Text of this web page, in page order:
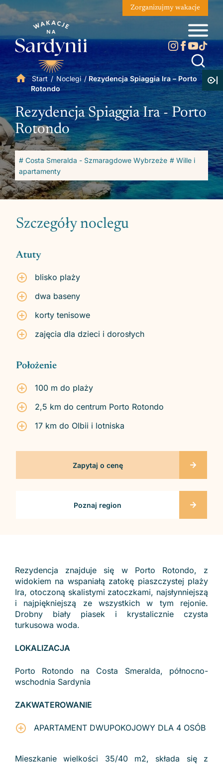
Zorganizujmy wakacje
Start / Noclegi/ Rezydencja Spiaggia Ira – Porto
Rotondo
Rezydencja Spiaggia Ira - Porto
Rotondo
# Costa Smeralda - Szmaragdowe Wybrzeże # Wille i
apartamenty
Szczegóły noclegu
Atuty
blisko plaży
dwa baseny
korty tenisowe
zajęcia dla dzieci i dorosłych
Położenie
100 m do plaży
2,5 km do centrum Porto Rotondo
17 km do Olbii i lotniska
Zapytaj o cenę
Poznaj region
Rezydencja znajduje się w Porto Rotondo, z
widokiem na wspaniałą zatokę piaszczystej plaży
Ira, otoczoną skalistymi zatoczkami, najsłynniejszą
i najpiękniejszą ze wszystkich w tym rejonie.
Drobny biały piasek i krystalicznie czysta
turkusowa woda.
LOKALIZACJA
Porto Rotondo na Costa Smeralda, północno-
wschodnia Sardynia
ZAKWATEROWANIE
APARTAMENT DWUPOKOJOWY DLA 4 OSÓB
Mieszkanie wielkości 35/40 m2, składa się z